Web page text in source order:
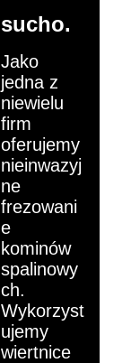
sucho.
Jako
jedna z
niewielu
firm
oferujemy
nieinwazyj
ne
frezowani
e
kominów
spalinowy
ch.
Wykorzyst
ujemy
wiertnice